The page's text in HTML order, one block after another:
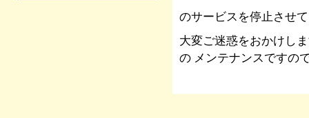
のサービスを停止させ
大変ご迷惑をおかけし
の メンテナンスですの